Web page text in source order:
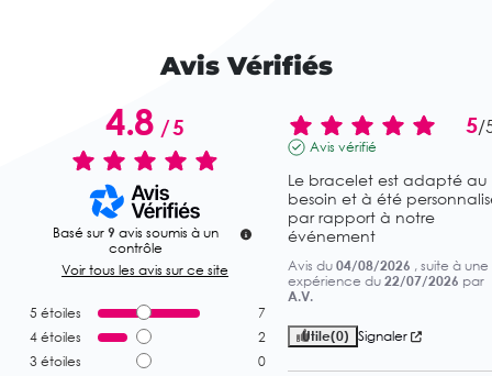
Avis Vérifiés
4.8/5
Basé sur 9 avis soumis à un
contrôle
Voir tous les avis sur ce site
5 étoiles
7
4 étoiles
2
3 étoiles
0
5/
Avis vérifié
Le bracelet est adapté au
besoin et à été
par rapport à notre
événement
Avis du 04/08/2026 , suite à une
expérience du 22/07/2026 par
A.V.
Utile(0) Signaler